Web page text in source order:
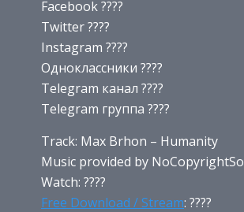
Facebook ????
Twitter ????
Instagram ????
Одноклассники ????
Telegram канал ????
Telegram группа ????
Track: Max Brhon – Humanity
Music provided by
Watch: ????
Free Download / Stream: ????